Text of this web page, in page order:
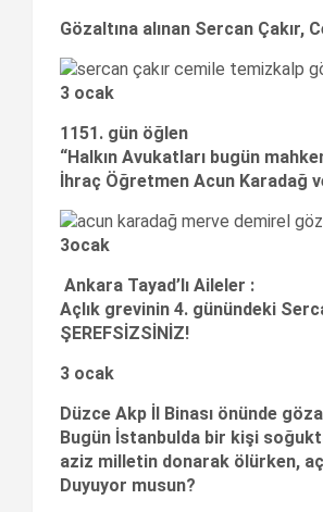
Gözaltına alınan Sercan Çakır,
3 ocak
1151. gün öğlen
“Halkın Avukatları bugün
İhraç Öğretmen Acun Karadağ
3ocak
Ankara Tayad’lı Aileler :
Açlık grevinin 4. günündeki
ŞEREFSİZSİNİZ!
3 ocak
Düzce Akp İl Binası önünde
Bugün İstanbulda bir kişi
aziz milletin donarak ölürken,
Duyuyor musun?